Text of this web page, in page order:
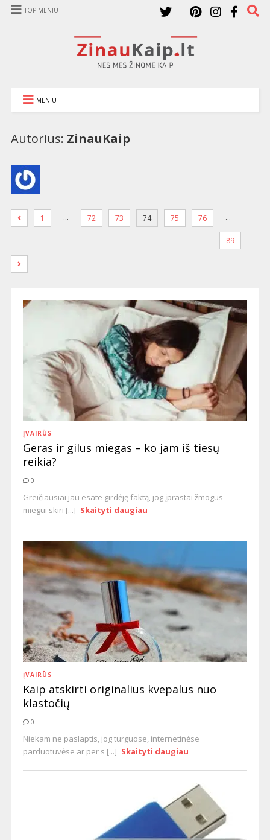
TOP MENIU
MENIU
Autorius: ZinauKaip
1 … 72 73 74 75 76 …
89
ĮVAIRŪS
Geras ir gilus miegas – ko jam iš tiesų
reikia?
0
Greičiausiai jau esate girdėję faktą, jog įprastai žmogus
miegui skiri [...] Skaityti daugiau
ĮVAIRŪS
Kaip atskirti originalius kvepalus nuo
klastočių
0
Niekam ne paslaptis, jog turguose, internetinėse
parduotuvėse ar per s [...] Skaityti daugiau